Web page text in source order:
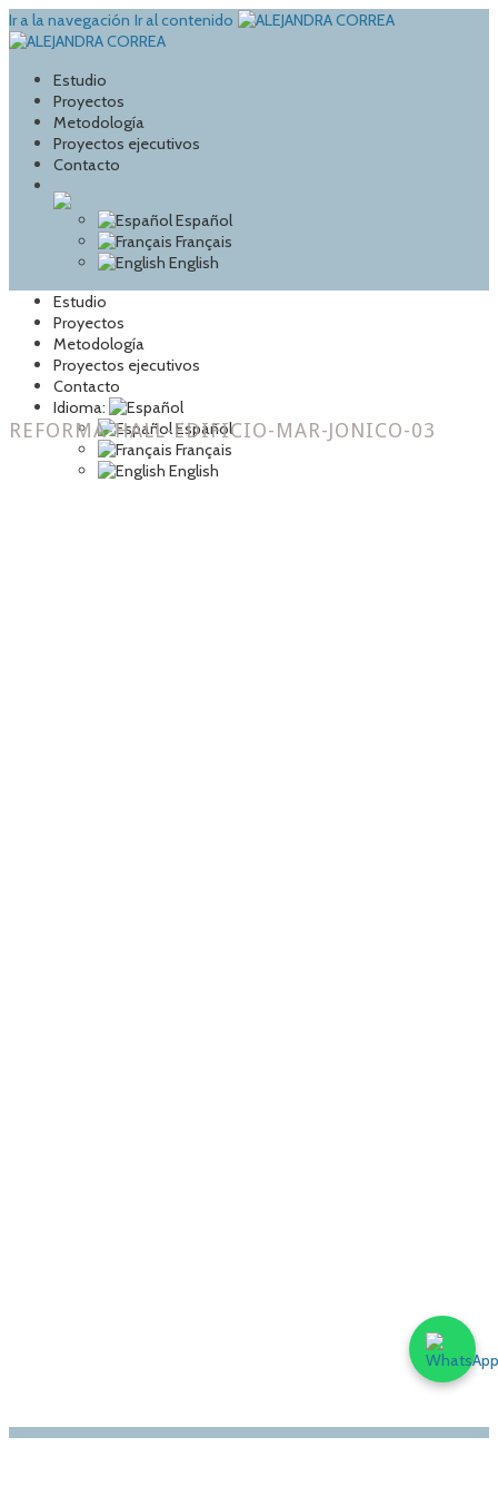
Ir a la navegación Ir al contenido
Estudio
Proyectos
Metodología
Proyectos ejecutivos
Contacto
Español
Français
English
Estudio
Proyectos
Metodología
Proyectos ejecutivos
Contacto
Idioma:
Español
Français
English
REFORMA-HALL-EDIFICIO-MAR-JONICO-03